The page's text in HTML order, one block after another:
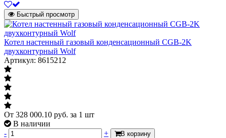
Быстрый просмотр
Котел настенный газовый конденсационный CGB-2K
двухконтурный Wolf
Артикул: 8615212
От 328 000.10 руб. за 1 шт
В наличии
-
+ В корзину